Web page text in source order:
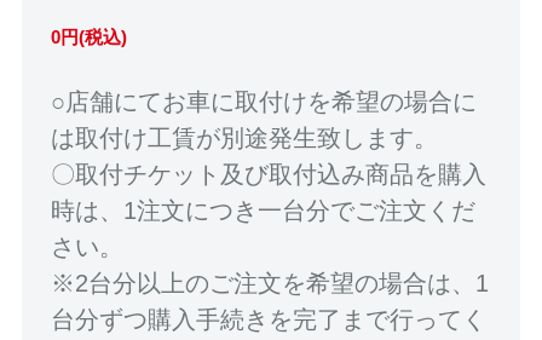
0円(税込)
○店舗にてお車に取付けを希望の場合に
は取付け工賃が別途発生致します。
〇取付チケット及び取付込み商品を購入
時は、1注文につき一台分でご注文くだ
さい。
※2台分以上のご注文を希望の場合は、1
台分ずつ購入手続きを完了まで行ってく